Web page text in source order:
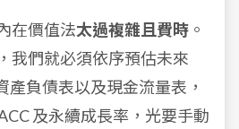
在價值法太過複雜且費時 。
我們就必須依序預估未來
產負債表以及現金流量表，
及永續成長率，光要手動